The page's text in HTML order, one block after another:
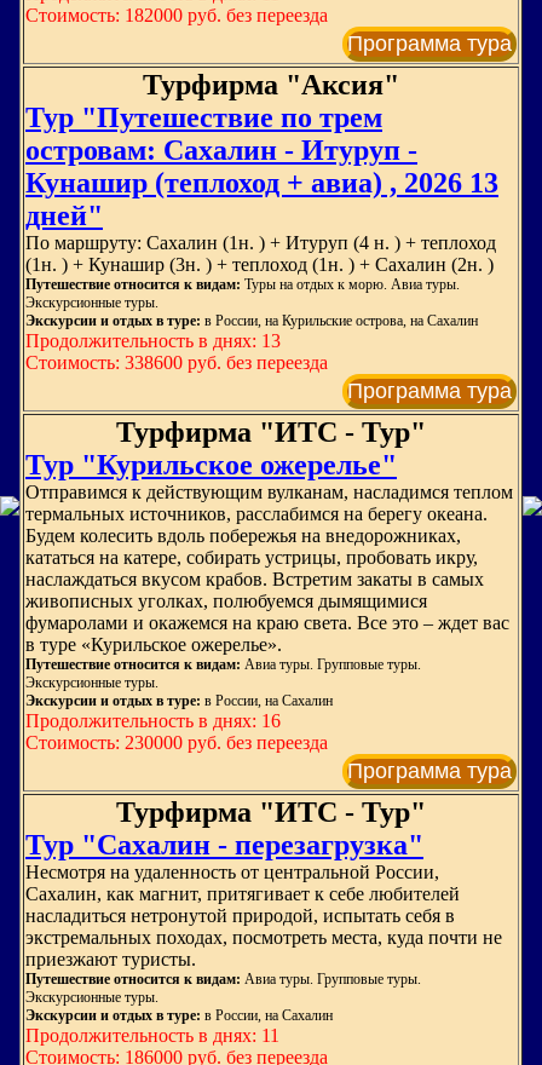
Стоимость: 182000 руб. без переезда
Программа тура
Турфирма "Аксия"
Тур "Путешествие по трем
островам: Сахалин - Итуруп -
Кунашир (теплоход + авиа) , 2026 13
дней"
По маршруту: Сахалин (1н. ) + Итуруп (4 н. ) + теплоход
(1н. ) + Кунашир (3н. ) + теплоход (1н. ) + Сахалин (2н. )
Путешествие относится к видам: Туры на отдых к морю. Авиа туры.
Экскурсионные туры.
Экскурсии и отдых в туре: в России, на Курильские острова, на Сахалин
Продолжительность в днях: 13
Стоимость: 338600 руб. без переезда
Программа тура
Турфирма "ИТС - Тур"
Тур "Курильское ожерелье"
Отправимся к действующим вулканам, насладимся теплом
термальных источников, расслабимся на берегу океана.
Будем колесить вдоль побережья на внедорожниках,
кататься на катере, собирать устрицы, пробовать икру,
наслаждаться вкусом крабов. Встретим закаты в самых
живописных уголках, полюбуемся дымящимися
фумаролами и окажемся на краю света. Все это – ждет вас
в туре «Курильское ожерелье».
Путешествие относится к видам: Авиа туры. Групповые туры.
Экскурсионные туры.
Экскурсии и отдых в туре: в России, на Сахалин
Продолжительность в днях: 16
Стоимость: 230000 руб. без переезда
Программа тура
Турфирма "ИТС - Тур"
Тур "Сахалин - перезагрузка"
Несмотря на удаленность от центральной России,
Сахалин, как магнит, притягивает к себе любителей
насладиться нетронутой природой, испытать себя в
экстремальных походах, посмотреть места, куда почти не
приезжают туристы.
Путешествие относится к видам: Авиа туры. Групповые туры.
Экскурсионные туры.
Экскурсии и отдых в туре: в России, на Сахалин
Продолжительность в днях: 11
Стоимость: 186000 руб. без переезда